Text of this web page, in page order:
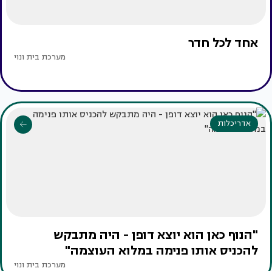
אחד לכל חדר
מערכת בית ונוי
אדריכלות
"הנוף כאן הוא יוצא דופן - היה מתבקש
להכניס אותו פנימה במלוא העוצמה"
מערכת בית ונוי